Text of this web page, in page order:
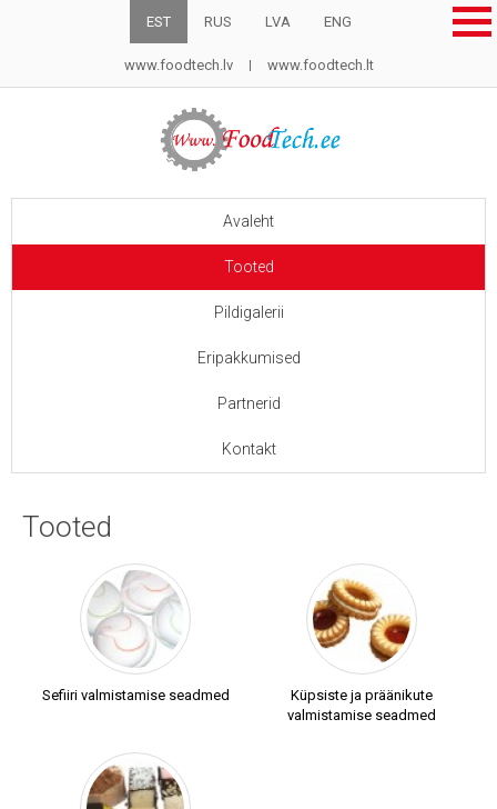
EST RUS LVA ENG
www.foodtech.lv www.foodtech.lt
Avaleht
Tooted
Pildigalerii
Eripakkumised
Partnerid
Kontakt
Tooted
Sefiiri valmistamise seadmed
Küpsiste ja präänikute
valmistamise seadmed